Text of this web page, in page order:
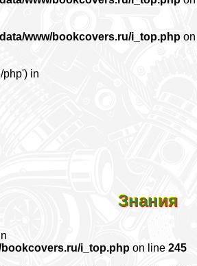
www/bookcovers.ru/i_top.php on
php') in
Знания
bookcovers.ru/i_top.php on line245